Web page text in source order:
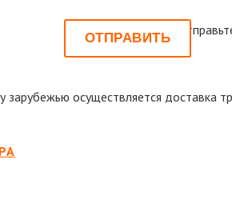
Или
осуществляется доставка